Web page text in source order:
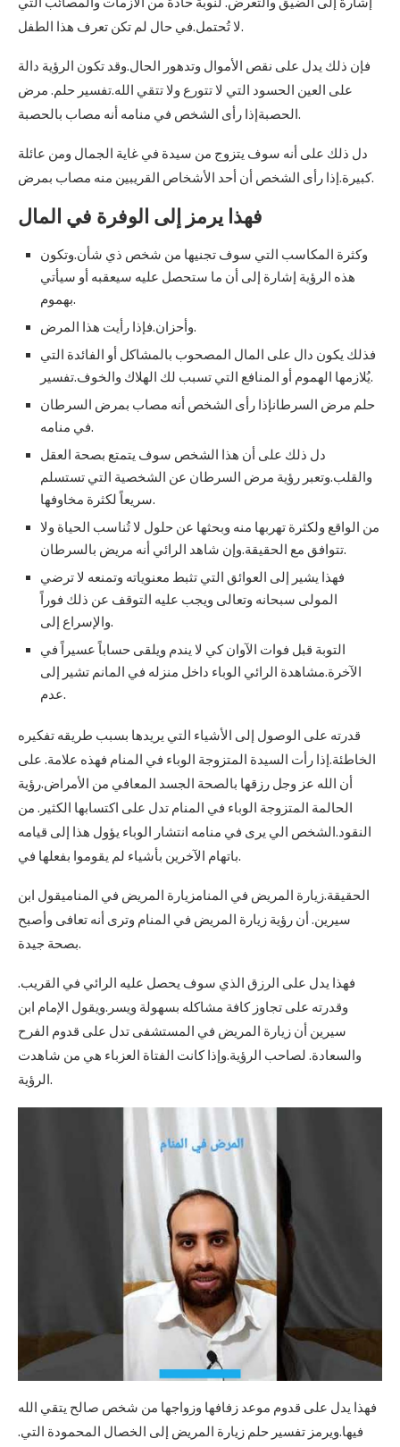
لا تُحتمل.في حال لم تكن تعرف هذا الطفل.
فإن ذلك يدل على نقص الأموال وتدهور الحال.وقد تكون الرؤية دالة
على العين الحسود التي لا تتورع ولا تتقي الله.تفسير حلم. مرض
الحصبةإذا رأى الشخص في منامه أنه مصاب بالحصبة.
دل ذلك على أنه سوف يتزوج من سيدة في غاية الجمال ومن عائلة
كبيرة.إذا رأى الشخص أن أحد الأشخاص القريبين منه مصاب بمرض.
فهذا يرمز إلى الوفرة في المال
وكثرة المكاسب التي سوف تجنيها من شخص ذي شأن.وتكون
هذه الرؤية إشارة إلى أن ما ستحصل عليه سيعقبه أو سيأتي
بهموم.
وأحزان.فإذا رأيت هذا المرض.
فذلك يكون دال على المال المصحوب بالمشاكل أو الفائدة التي
يُلازمها الهموم أو المنافع التي تسبب لك الهلاك والخوف.تفسير.
حلم مرض السرطانإذا رأى الشخص أنه مصاب بمرض السرطان
في منامه.
دل ذلك على أن هذا الشخص سوف يتمتع بصحة العقل
والقلب.وتعبر رؤية مرض السرطان عن الشخصية التي تستسلم
سريعاً لكثرة مخاوفها.
من الواقع ولكثرة تهربها منه وبحثها عن حلول لا تُناسب الحياة ولا
تتوافق مع الحقيقة.وإن شاهد الرائي أنه مريض بالسرطان.
فهذا يشير إلى العوائق التي تثبط معنوياته وتمنعه لا ترضي
المولى سبحانه وتعالى ويجب عليه التوقف عن ذلك فوراً
والإسراع إلى.
التوبة قبل فوات الآوان كي لا يندم ويلقى حساباً عسيراً في
الآخرة.مشاهدة الرائي الوباء داخل منزله في المانم تشير إلى
عدم.
قدرته على الوصول إلى الأشياء التي يريدها بسبب طريقه تفكيره
الخاطئة.إذا رأت السيدة المتزوجة الوباء في المنام فهذه علامة. على
أن الله عز وجل رزقها بالصحة الجسد المعافي من الأمراض.رؤية
الحالمة المتزوجة الوباء في المنام تدل على اكتسابها الكثير. من
النقود.الشخص الي يرى في منامه انتشار الوباء يؤول هذا إلى قيامه
باتهام الآخرين بأشياء لم يقوموا بفعلها في.
الحقيقة.زيارة المريض في المنامزيارة المريض في المناميقول ابن
سيرين. أن رؤية زيارة المريض في المنام وترى أنه تعافى وأصبح
بصحة جيدة.
فهذا يدل على الرزق الذي سوف يحصل عليه الرائي في القريب.
وقدرته على تجاوز كافة مشاكله بسهولة ويسر.ويقول الإمام ابن
سيرين أن زيارة المريض في المستشفى تدل على قدوم الفرح
والسعادة. لصاحب الرؤية.وإذا كانت الفتاة العزباء هي من شاهدت
الرؤية.
فهذا يدل على قدوم موعد زفافها وزواجها من شخص صالح يتقي الله
فيها.ويرمز تفسير حلم زيارة المريض إلى الخصال المحمودة التي.